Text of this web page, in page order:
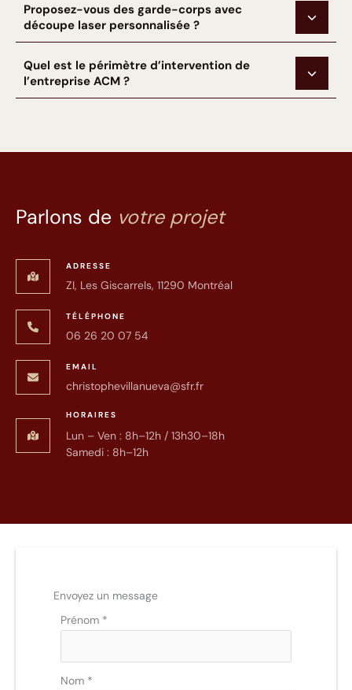
Proposez-vous des garde-corps avec
découpe laser personnalisée ?
Quel est le périmètre d’intervention de
l’entreprise ACM ?
Parlons de votre projet
ADRESSE
ZI, Les Giscarrels, 11290 Montréal
TÉLÉPHONE
06 26 20 07 54
EMAIL
christophevillanueva@sfr.fr
HORAIRES
Lun – Ven : 8h–12h / 13h30–18h
Samedi : 8h–12h
Envoyez un message
Formulaire
avec
téléphone
Prénom *
Nom *